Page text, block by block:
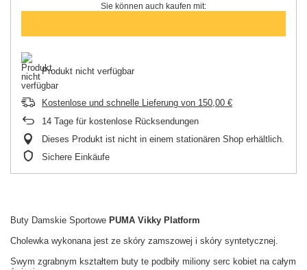
Sie können auch kaufen mit:
Produkt nicht verfügbar
Kostenlose und schnelle Lieferung von 150,00 €
14 Tage für kostenlose Rücksendungen
Dieses Produkt ist nicht in einem stationären Shop erhältlich.
Sichere Einkäufe
Buty Damskie Sportowe PUMA Vikky Platform
Cholewka wykonana jest ze skóry zamszowej i skóry syntetycznej.
Swym zgrabnym kształtem buty te podbiły miliony serc kobiet na całym